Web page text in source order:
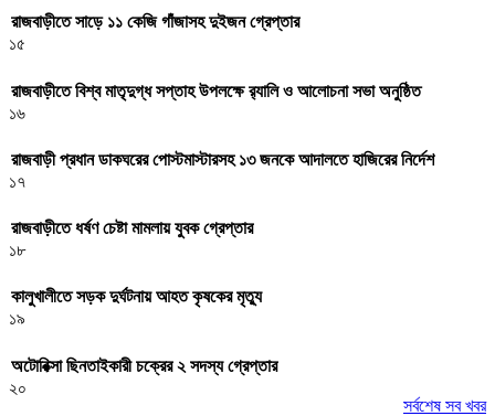
রাজবাড়ীতে সাড়ে ১১ কেজি গাঁজাসহ দুইজন গ্রেপ্তার
১৫
রাজবাড়ীতে বিশ্ব মাতৃদুগ্ধ সপ্তাহ উপলক্ষে র‌্যালি ও আলোচনা সভা অনুষ্ঠিত
১৬
রাজবাড়ী প্রধান ডাকঘরের পোস্টমাস্টারসহ ১৩ জনকে আদালতে হাজিরের নির্দেশ
১৭
রাজবাড়ীতে ধর্ষণ চেষ্টা মামলায় যুবক গ্রেপ্তার
১৮
কালুখালীতে সড়ক দুর্ঘটনায় আহত কৃষকের মৃত্যু
১৯
অটোরিক্সা ছিনতাইকারী চক্রের ২ সদস্য গ্রেপ্তার
২০
সর্বশেষ সব খবর